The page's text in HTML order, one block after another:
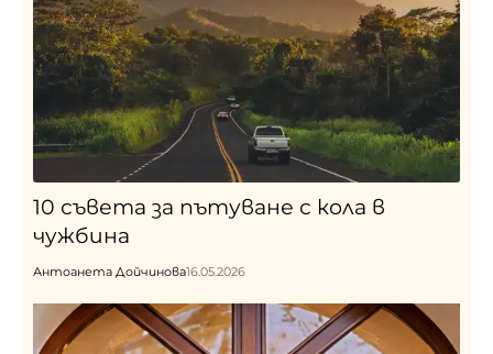
10 съвета за пътуване с кола в
чужбина
Антоанета Дойчинова16.05.2026